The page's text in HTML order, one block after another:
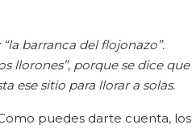
barranca del flojonazo”.
llorones”, porque se dice que
ese sitio para llorar a solas.
puedes darte cuenta, los